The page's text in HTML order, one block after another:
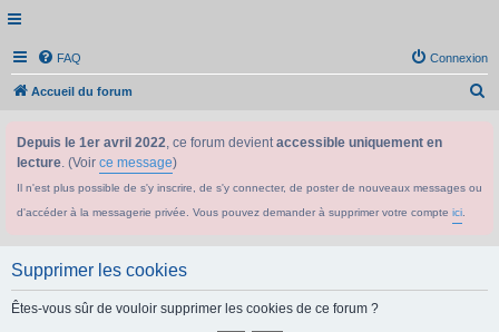
FAQ Connexion
Accueil du forum
Depuis le 1er avril 2022, ce forum devientaccessible uniquement en
lecture. (Voir ce message)
Il n'est plus possible de s'y inscrire, de s'y connecter, de poster de nouveaux messages ou
d'accéder à la messagerie privée. Vous pouvez demander à supprimer votre compte ici
Supprimer les cookies
Êtes-vous sûr de vouloir supprimer les cookies de ce forum ?